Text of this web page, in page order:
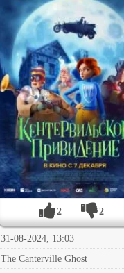
2 2
31-08-2024, 13:03
The Canterville Ghost